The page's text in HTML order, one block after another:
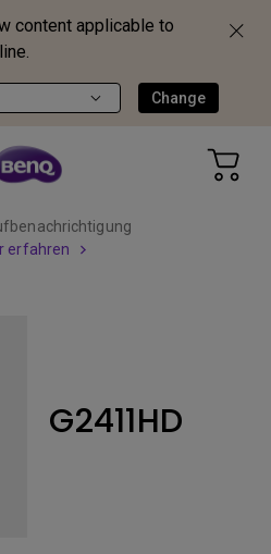
content applicable to
Change
erfahren
G2411HD